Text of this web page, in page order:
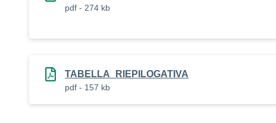
pdf - 274 kb
TABELLA_RIEPILOGATIVA
pdf - 157 kb